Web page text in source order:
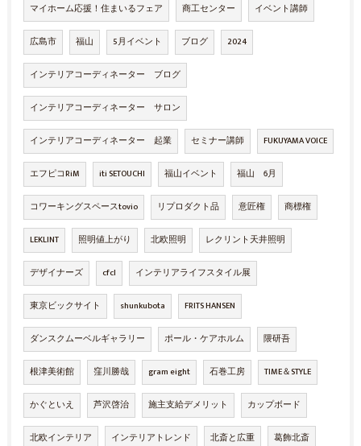
マイホーム応援！住まいるフェア 商工センター イベント講師
広島市 福山 5月イベント ブログ 2024
インテリアコーディネーター ブログ
インテリアコーディネーター サロン
インテリアコーディネーター 起業 セミナー講師 FUKUYAMA VOICE
エフピコRiM iti SETOUCHI 福山イベント 福山 6月
コワーキングスペースtovio リプロダクト品 意匠権 商標権
LEKLINT 照明値上がり 北欧照明 レクリント天井照明
デザイナーズ cfcl インテリアライフスタイル展
東京ビックサイト shunkubota FRITS HANSEN
ダンスクムーベルギャラリー ポール・ケアホルム 隈研吾
根津美術館 窪川勝哉 gram eight 石巻工房 TIME＆STYLE
かぐといえ 芦沢啓治 施主支給デメリット カップボード
北欧インテリア インテリアトレンド 北斎と広重 葛飾北斎